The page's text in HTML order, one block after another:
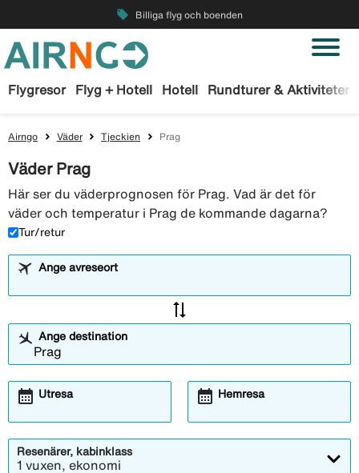
local_offer Billiga flyg och boenden
Flygresor Flyg + Hotell Hotell Rundturer & Aktiviteter
Airngo Väder Tjeckien Prag
Väder Prag
Här ser du väderprognosen för Prag. Vad är det för
väder och temperatur i Prag de kommande dagarna?
Tur/retur
Ange avreseort
sync_alt
Ange destination
Utresa
calendar_month Hemresa
calendar_month
Resenärer, kabinklass
1 vuxen, ekonomi